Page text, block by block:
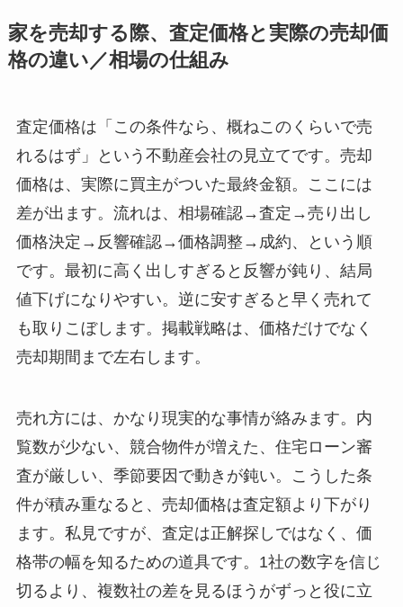
家を売却する際、査定価格と実際の売却価
格の違い／相場の仕組み
査定価格は「この条件なら、概ねこのくらいで売
れるはず」という不動産会社の見立てです。売却
価格は、実際に買主がついた最終金額。ここには
差が出ます。流れは、相場確認→査定→売り出し
価格決定→反響確認→価格調整→成約、という順
です。最初に高く出しすぎると反響が鈍り、結局
値下げになりやすい。逆に安すぎると早く売れて
も取りこぼします。掲載戦略は、価格だけでなく
売却期間まで左右します。
売れ方には、かなり現実的な事情が絡みます。内
覧数が少ない、競合物件が増えた、住宅ローン審
査が厳しい、季節要因で動きが鈍い。こうした条
件が積み重なると、売却価格は査定額より下がり
ます。私見ですが、査定は正解探しではなく、価
格帯の幅を知るための道具です。1社の数字を信じ
切るより、複数社の差を見るほうがずっと役に立